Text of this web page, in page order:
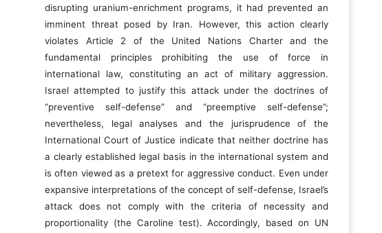
disrupting uranium-enrichment programs, it had prevented an
imminent threat posed by Iran. However, this action clearly
violates Article 2 of the United Nations Charter and the
fundamental principles prohibiting the use of force in
international law, constituting an act of military aggression.
Israel attempted to justify this attack under the doctrines of
“preventive self-defense” and “preemptive self-defense”;
nevertheless, legal analyses and the jurisprudence of the
International Court of Justice indicate that neither doctrine has
a clearly established legal basis in the international system and
is often viewed as a pretext for aggressive conduct. Even under
expansive interpretations of the concept of self-defense, Israel’s
attack does not comply with the criteria of necessity and
proportionality (the Caroline test). Accordingly, based on UN